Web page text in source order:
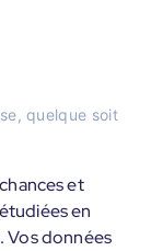
quelque soit
et
en
données